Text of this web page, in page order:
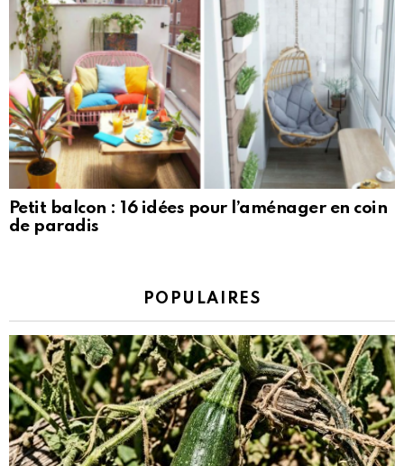
Petit balcon : 16 idées pour l’aménager en coin
de paradis
POPULAIRES